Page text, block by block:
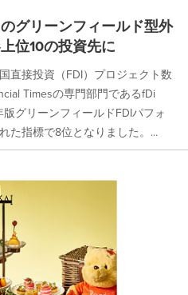
グリーンフィールド型外
位10の投資先に
直接投資（FDI）プロジェクト数
Timesの専門部門であるfDi
グリーンフィールドFDIパフォ
た指標で8位となりました。...